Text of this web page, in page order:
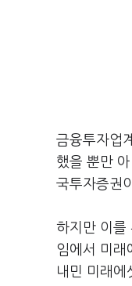
금융투자업
했을 뿐만
국투자증권
하지만 이를
임에서 미래
내민 미래에